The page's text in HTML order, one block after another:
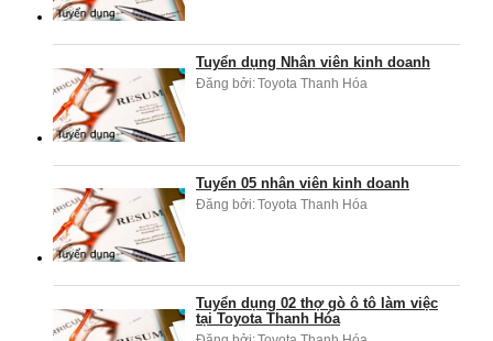
Tuyển dụng Nhân viên kinh doanh
Đăng bởi:Toyota Thanh Hóa
Tuyển 05 nhân viên kinh doanh
Đăng bởi:Toyota Thanh Hóa
Tuyển dụng 02 thợ gò ô tô làm việc
tại Toyota Thanh Hóa